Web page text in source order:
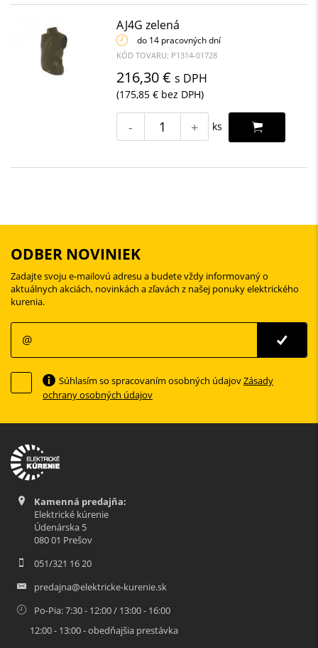
AJ4G zelená
do 14 pracovných dní
KÓD TOVARU: P1314-01728
216,30 €s DPH
(175,85 € bez DPH)
- + ks
ODBER NOVINIEK
Zadajte svoju e-mailovú adresu a budete vždy informovaný o
aktuálnych akciách, novinkách a zľavách z našej ponuky elektrického
kurenia.
Súhlasím so spracovaním osobných údajovZásady
ochrany osobných údajov
Kamenná predajňa:
Elektrické kúrenie
Údenárska 5
080 01 Prešov
051/321 16 20
predajna@elektricke-kurenie.sk
Po-Pia: 7:30 - 12:00 / 13:00 - 16:00
12:00 - 13:00 - obedňajšia prestávka